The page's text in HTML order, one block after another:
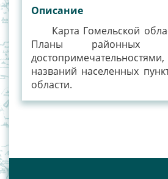
Описание
Карта Гомельской
Планы районных
названий населенных
области.